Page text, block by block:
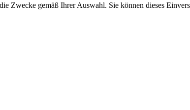
Zwecke gemäß Ihrer Auswahl. Sie können dieses